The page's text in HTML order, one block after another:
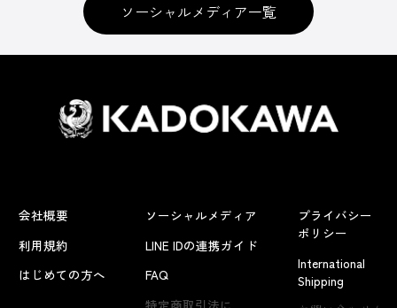
よくあるお問い合わせ
ソーシャルメディア一覧
会社概要
利用規約
はじめての方へ
ソーシャルメディア
LINE IDの連携ガイド
FAQ
特定商取引法に
プライバシー
ポリシー
International
Shipping